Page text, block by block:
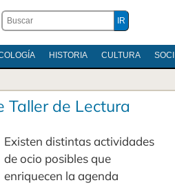
HISTORIA CULTURA
Taller de Lectura
Existen distintas actividades
de ocio posibles que
enriquecen la agenda